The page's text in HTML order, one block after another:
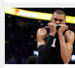
büyük kulüpler de
güçlendirmek için
şekillendiriyor.
Galatasaray’ın
biten sezonunun
yol haritası ve